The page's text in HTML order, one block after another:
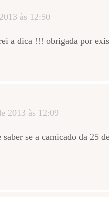
às 12:50
a dica !!! obrigada por
2013 às 12:09
se a camicado da 25